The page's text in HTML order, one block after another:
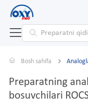
Bosh sahifa
Preparatning
bosuvchilari